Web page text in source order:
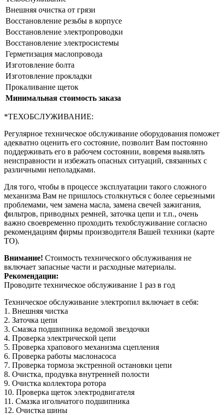
Внешняя очистка от грязи
Восстановление резьбы в корпусе
Восстановление электропроводки
Восстановление электросистемы
Герметизация маслопровода
Изготовление болта
Изготовление прокладки
Прокаливание щеток
Минимальная стоимость заказа
*ТЕХОБСЛУЖИВАНИЕ:
Регулярное техническое обслуживание оборудования поможет
адекватно оценить его состояние, позволит Вам постоянно
поддерживать его в рабочем состоянии, вовремя выявлять
неисправности и избежать опасных ситуаций, связанных с
различными неполадками.
Для того, чтобы в процессе эксплуатации такого сложного
механизма Вам не пришлось столкнуться с более серьезными
проблемами, чем замена масла, замена свечей зажигания,
фильтров, приводных ремней, заточка цепи и т.п., очень
важно своевременно проходить техобслуживание согласно
рекомендациям фирмы производителя Вашей техники (карте
ТО).
Внимание! Стоимость технического обслуживания не
включает запасные части и расходные материалы.
Рекомендации:
Проводите техническое обслуживание 1 раз в год
Техническое обслуживание электропил включает в себя:
1. Внешняя чистка
2. Заточка цепи
3. Смазка подшипника ведомой звездочки
4. Проверка электрической цепи
5. Проверка храпового механизма сцепления
6. Проверка работы маслонасоса
7. Проверка тормоза экстренной остановки цепи
8. Очистка, продувка внутренней полости
9. Очистка коллектора ротора
10. Проверка щеток электродвигателя
11. Смазка игольчатого подшипника
12. Очистка шины